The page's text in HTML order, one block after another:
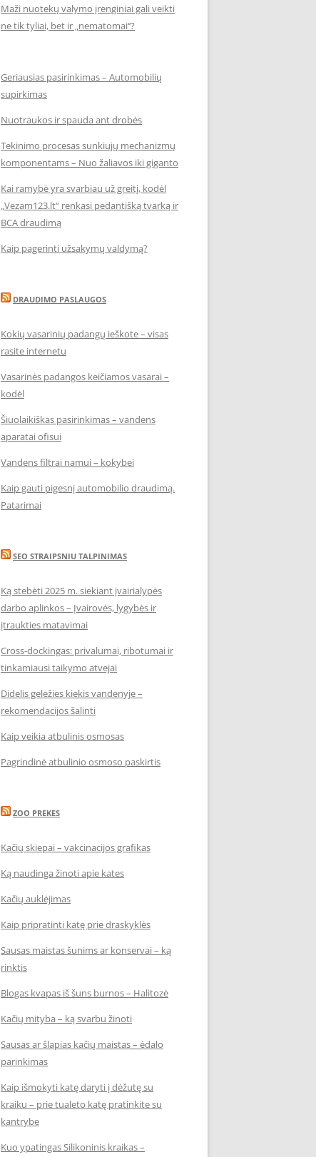
Maži nuotekų valymo įrenginiai gali veikti
ne tik tyliai, bet ir „nematomai‘‘?
Geriausias pasirinkimas – Automobilių
supirkimas
Nuotraukos ir spauda ant drobės
Tekinimo procesas sunkiųjų mechanizmų
komponentams – Nuo žaliavos iki giganto
Kai ramybė yra svarbiau už greitį, kodėl
„Vezam123.lt“ renkasi pedantišką tvarką ir
BCA draudimą
Kaip pagerinti užsakymų valdymą?
DRAUDIMO PASLAUGOS
Kokių vasarinių padangų ieškote – visas
rasite internetu
Vasarinės padangos keičiamos vasarai –
kodėl
Šiuolaikiškas pasirinkimas – vandens
aparatai ofisui
Vandens filtrai namui – kokybei
Kaip gauti pigesnį automobilio draudimą.
Patarimai
SEO STRAIPSNIU TALPINIMAS
Ką stebėti 2025 m. siekiant įvairialypės
darbo aplinkos – Įvairovės, lygybės ir
įtraukties matavimai
Cross-dockingas: privalumai, ribotumai ir
tinkamiausi taikymo atvejai
Didelis geležies kiekis vandenyje –
rekomendacijos šalinti
Kaip veikia atbulinis osmosas
Pagrindinė atbulinio osmoso paskirtis
ZOO PREKES
Kačių skiepai – vakcinacijos grafikas
Ką naudinga žinoti apie kates
Kačių auklėjimas
Kaip pripratinti katę prie draskyklės
Sausas maistas šunims ar konservai – ką
rinktis
Blogas kvapas iš šuns burnos – Halitozė
Kačių mityba – ką svarbu žinoti
Sausas ar šlapias kačių maistas – ėdalo
parinkimas
Kaip išmokyti katę daryti į dėžutę su
kraiku – prie tualeto katę pratinkite su
kantrybe
Kuo ypatingas Silikoninis kraikas –